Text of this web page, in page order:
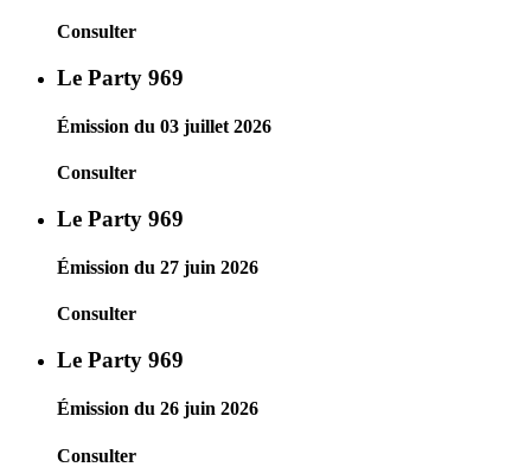
Consulter
Le Party 969
Émission du 03 juillet 2026
Consulter
Le Party 969
Émission du 27 juin 2026
Consulter
Le Party 969
Émission du 26 juin 2026
Consulter